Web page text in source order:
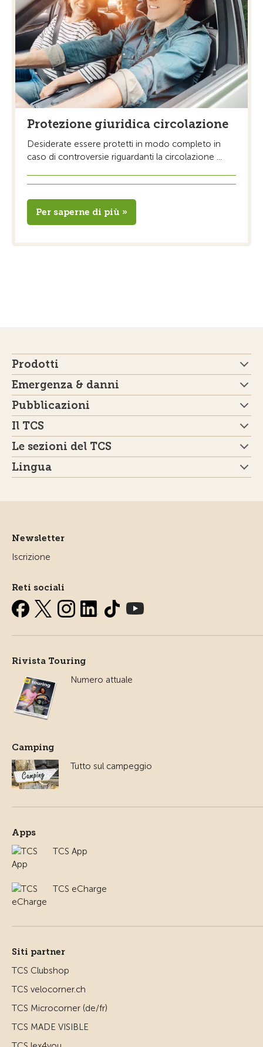
Protezione giuridica circolazione
Desiderate essere protetti in modo completo in
caso di controversie riguardanti la circolazione ...
Per saperne di più »
Prodotti
Emergenza & danni
Pubblicazioni
Il TCS
Le sezioni del TCS
Lingua
Newsletter
Iscrizione
Reti sociali
Rivista Touring
Numero attuale
Camping
Tutto sul campeggio
Apps
TCS App
TCS eCharge
Siti partner
TCS Clubshop
TCS velocorner.ch
TCS Microcorner (de/fr)
TCS MADE VISIBLE